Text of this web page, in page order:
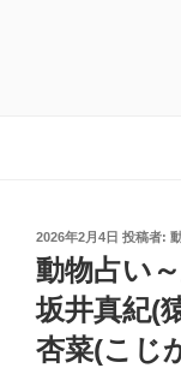
投
稿
日:
2026年2月4日 投稿者:
動物占い
坂井真紀(
杏菜(こじ